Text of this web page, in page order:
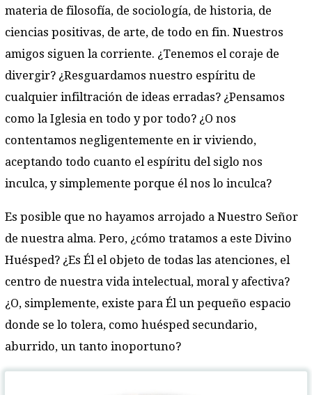
materia de filosofía, de sociología, de historia, de
ciencias positivas, de arte, de todo en fin. Nuestros
amigos siguen la corriente. ¿Tenemos el coraje de
divergir? ¿Resguardamos nuestro espíritu de
cualquier infiltración de ideas erradas? ¿Pensamos
como la Iglesia en todo y por todo? ¿O nos
contentamos negligentemente en ir viviendo,
aceptando todo cuanto el espíritu del siglo nos
inculca, y simplemente porque él nos lo inculca?
Es posible que no hayamos arrojado a Nuestro Señor
de nuestra alma. Pero, ¿cómo tratamos a este Divino
Huésped? ¿Es Él el objeto de todas las atenciones, el
centro de nuestra vida intelectual, moral y afectiva?
¿O, simplemente, existe para Él un pequeño espacio
donde se lo tolera, como huésped secundario,
aburrido, un tanto inoportuno?